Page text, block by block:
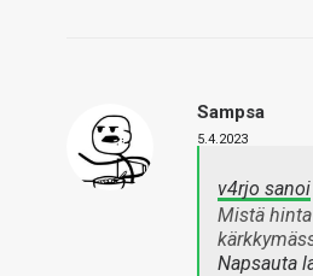
Sampsa
5.4.2023
v4rjo sanoi
Mistä
Napsauta